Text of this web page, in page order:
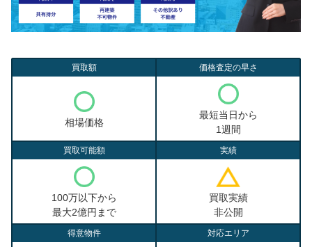
買取額
相場価格
価格査定の早さ
最短当日から
1週間
買取可能額
100万以下から
最大2億円まで
実績
買取実績
非公開
得意物件 対応エリア